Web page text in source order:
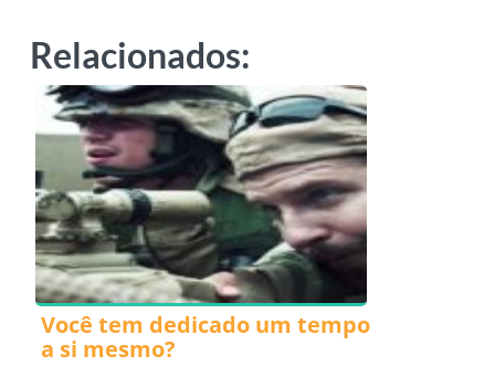
Relacionados:
Você tem dedicado um tempo
a si mesmo?